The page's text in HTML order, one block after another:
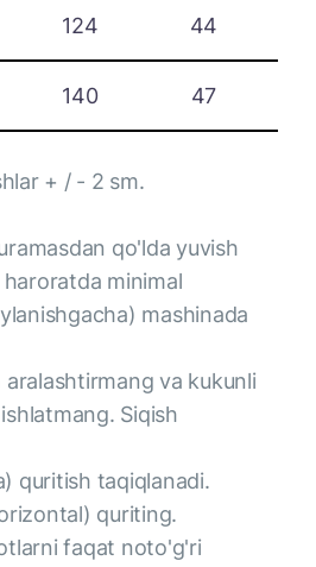
124 44
140 47
+ / - 2 sm.
qo'lda yuvish
minimal
mashinada
va kukunli
Siqish
quritish taqiqlanadi.
quriting.
faqat noto'g'ri